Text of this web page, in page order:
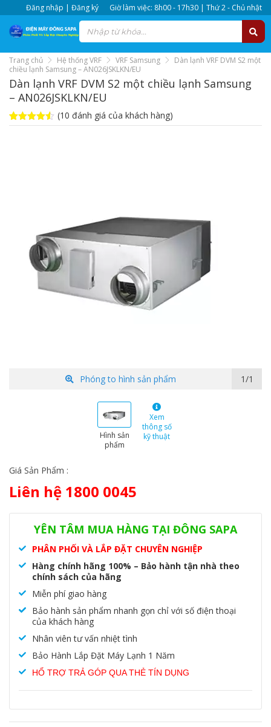
Đăng nhập | Đăng ký Giờ làm việc: 8h00 - 17h30 | Thứ 2 - Chủ nhật
Trang chủ Hệ thống VRF VRF Samsung
Dàn lạnh VRF DVM S2 một
chiều lạnh Samsung – AN026JSKLKN/EU
Dàn lạnh VRF DVM S2 một chiều lạnh Samsung
– AN026JSKLKN/EU
4.5trên 5
10
(10 đánh giá của khách hàng)
Phóng to hình sản phẩm 1/1
Hình sản
phẩm
Xem
thông số
kỹ thuật
Giá Sản Phẩm :
Liên hệ 1800 0045
Danh mục:Hệ thống VRF,VRF Samsung Thẻ:AN026JSKLKN/EU,
dàn lạnh Samsung, điều hòa samsung ,điều hòa VRF
YÊN TÂM MUA HÀNG TẠI ĐÔNG SAPA
PHÂN PHỐI VÀ LẮP ĐẶT CHUYÊN NGHIỆP
Hàng chính hãng 100% – Bảo hành tận nhà theo
chính sách của hãng
Miễn phí giao hàng
Bảo hành sản phẩm nhanh gọn chỉ với số điện thoại
của khách hàng
Nhân viên tư vấn nhiệt tình
Bảo Hành Lắp Đặt Máy Lạnh 1 Năm
HỔ TRỢ TRẢ GÓP QUA THẺ TÍN DỤNG